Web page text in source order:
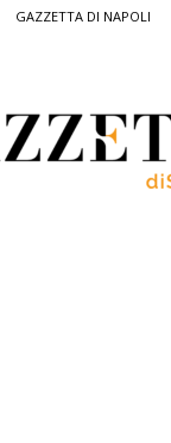
GAZZETTA DI NAPOLI
Salerno,
il
quotidiano